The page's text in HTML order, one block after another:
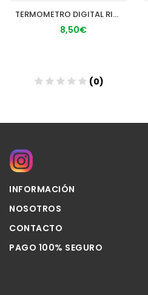
TERMOMETRO DIGITAL RIGIDO PRIM
8,50€
(0)
INFORMACIÓN
NOSOTROS
CONTACTO
PAGO 100% SEGURO